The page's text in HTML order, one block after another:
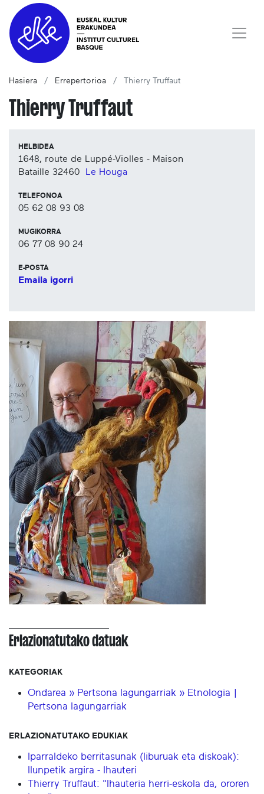
Hasiera Errepertorioa Thierry Truffaut
Thierry Truffaut
HELBIDEA
1648, route de Luppé-Violles - Maison
Bataille 32460 Le Houga
TELEFONOA
05 62 08 93 08
MUGIKORRA
06 77 08 90 24
E-POSTA
Emaila igorri
Erlazionatutako datuak
KATEGORIAK
Ondarea » Pertsona lagungarriak » Etnologia |
Pertsona lagungarriak
ERLAZIONATUTAKO EDUKIAK
Iparraldeko berritasunak (liburuak eta diskoak):
Ilunpetik argira - Ihauteri
Thierry Truffaut: "Ihauteria herri-eskola da, ororen